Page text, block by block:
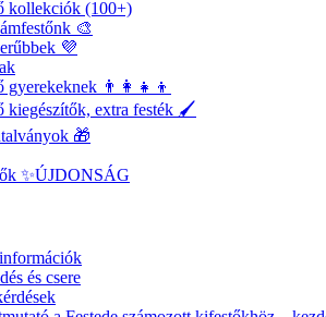
kollekciók (100+)
🎨
💜
gyerekeknek 👨‍👩‍👧‍👦
kiegészítők, extra festék 🖌️
🎁
✨ÚJDONSÁG
és csere